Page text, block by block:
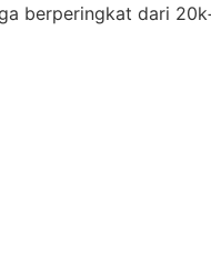
berperingkat dari